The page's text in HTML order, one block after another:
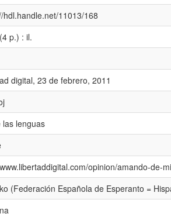
hdl.handle.net/11013/168
p.) : il.
digital, 23 de febrero, 2011
las lenguas
opinion/amando-de-
(Federación Española de Esperanto =